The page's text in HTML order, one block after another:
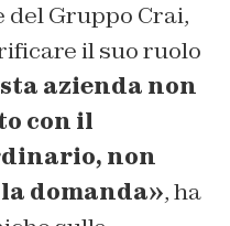
Gruppo Crai,
il suo ruolo
azienda non
con il
non
domanda», ha